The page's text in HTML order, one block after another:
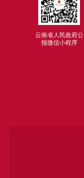
云南省人民政府公
报微信小程序